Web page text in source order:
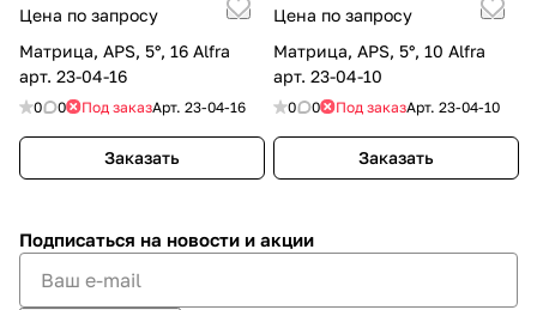
Цена по запросу
Матрица, APS, 5°, 16 Alfra
арт. 23-04-16
0 0 Под заказАрт. 23-04-16
Заказать
Цена по запросу
Матрица, APS, 5°, 10 Alfra
арт. 23-04-10
0 0 Под заказАрт. 23-04-10
Заказать
Подписаться на новости и акции